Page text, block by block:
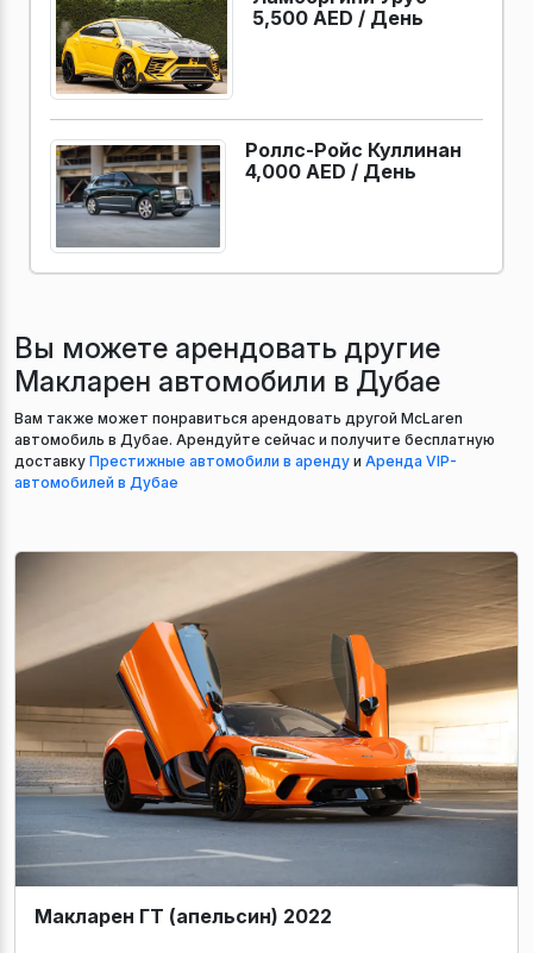
5,500 AED / День
Роллс-Ройс Куллинан
4,000 AED / День
Вы можете арендовать другие
Макларен автомобили в Дубае
Вам также может понравиться арендовать другой McLaren
автомобиль в Дубае. Арендуйте сейчас и получите бесплатную
доставку Престижные автомобили в аренду и Аренда VIP-
автомобилей в Дубае
Макларен ГТ (апельсин) 2022